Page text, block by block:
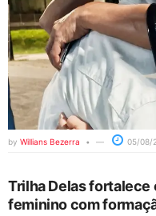
by Willians Bezerra 05/08/
Trilha Delas
feminino com